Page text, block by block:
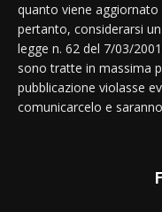
quanto viene
pertanto, considerarsi
legge n. 62 del 7/03/
sono tratte in massima
pubblicazione violasse
comunicarcelo e